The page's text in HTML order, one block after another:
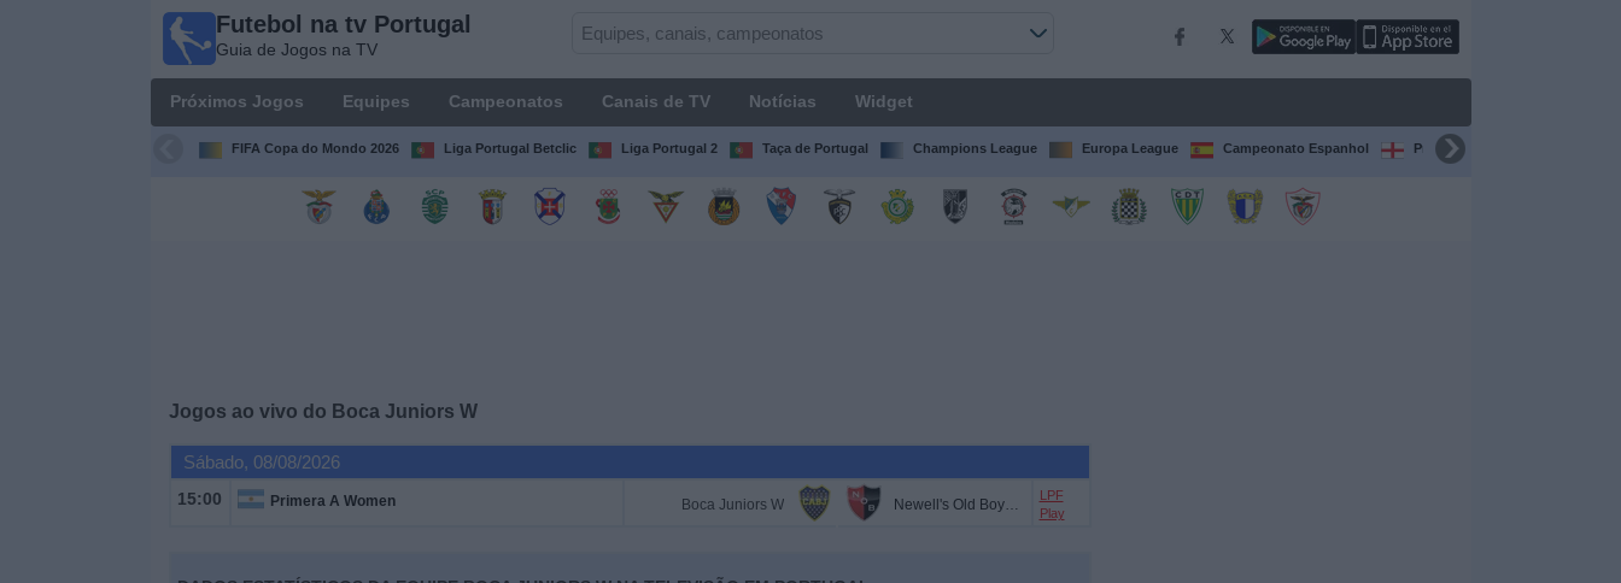
Futebol na tv Portugal
Guia de Jogos na TV
Próximos Jogos Equipes Campeonatos Canais de TV Notícias Widget
FIFA Copa do Mondo 2026 Liga Portugal Betclic Liga Portugal 2 Taça de Portugal Champions League Europa League Campeonato Espanhol Premier League
Jogos ao vivo do Boca Juniors W
Sábado, 08/08/2026
15:00 Primera A Women Boca Juniors W Newell's Old Boys Femenino
LPF
Play
Portugal
Jogos na TV